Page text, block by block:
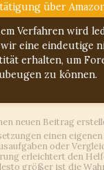
über
Verfahren wird
wir eine eindeutige
erhalten, um
zu können.
gelesen
Forum, d.h. jeder
Sprache.
neuen Beitrag
einen
oder
erleichtert den
größer ist die